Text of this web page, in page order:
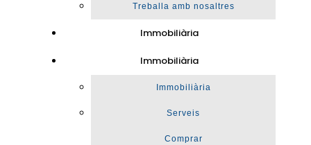
Treballa amb nosaltres
Immobiliària
Immobiliària
Immobiliària
Serveis
Comprar